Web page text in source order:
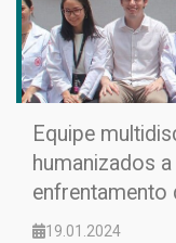
Equipe
humanizados
enfrentamento
19.01.2024